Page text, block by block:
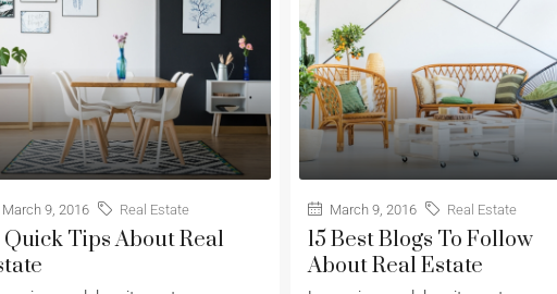
March 9, 2016 Real Estate
Quick Tips About Real
March 9, 2016 Real Estate
15 Best Blogs To Follow
About Real Estate